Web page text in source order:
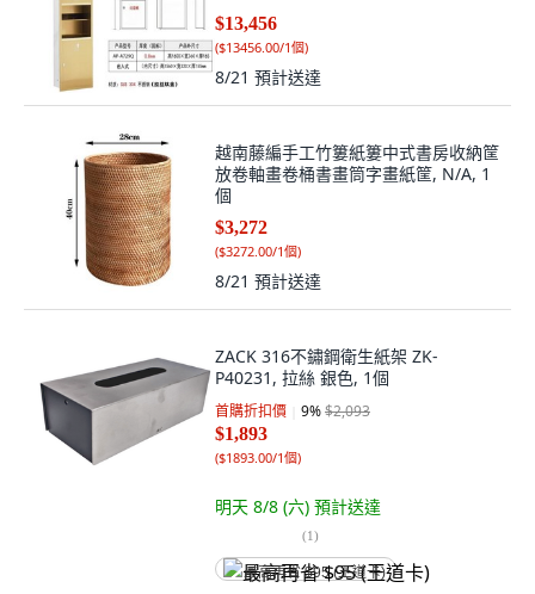
$13,456
($13456.00/1個)
8/21 預計送達
越南藤編手工竹簍紙簍中式書房收納筐
放卷軸畫卷桶書畫筒字畫紙筐, N/A, 1
個
$3,272
($3272.00/1個)
8/21 預計送達
ZACK 316不鏽鋼衛生紙架 ZK-
P40231, 拉絲 銀色, 1個
首購折扣價 9%$2,093
$1,893
($1893.00/1個)
明天 8/8 (六) 預計送達
(1)
最高再省 $95 (王道卡)